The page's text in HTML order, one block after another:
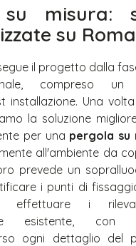
misura:
su Roma
il progetto dalla
compreso un
installazione. Una
la soluzione
per una pergola su
all'ambiente da
prevede un
i punti di
effettuare i
esistente, con
ogni dettaglio del